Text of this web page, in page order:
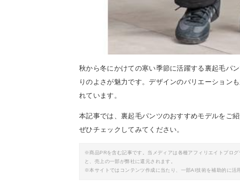
秋から冬にかけての寒い季節に活躍する裏起毛パ
りのよさが魅力です。デザインのバリエーション
れています。
本記事では、裏起毛パンツのおすすめモデルをご
ぜひチェックしてみてください。
※商品PRを含む記事です。当メディアは各種アフィリエイトプロ
と、売上の一部が弊社に還元されます。
※本サイトではコンテンツ作成に当たり、一部AI技術を補助的に活